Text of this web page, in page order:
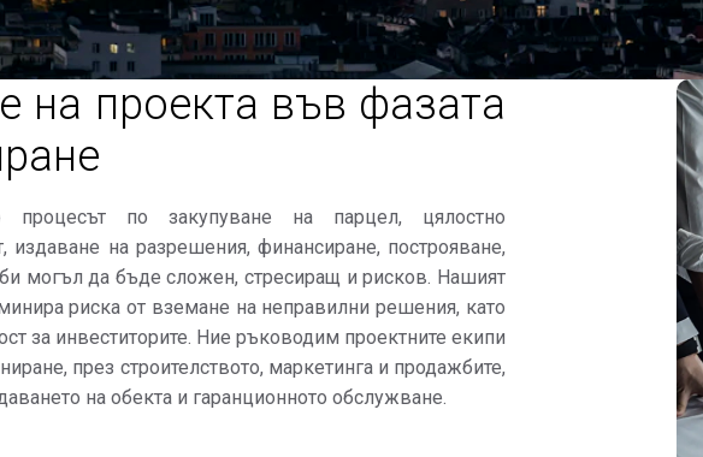
на проекта във фазата
процесът по закупуване на парцел, цялостно
издаване на разрешения, финансиране, построяване,
могъл да бъде сложен, стресиращ и рисков. Нашият
риска от вземане на неправилни решения, като
за инвеститорите. Ние ръководим проектните екипи
през строителството, маркетинга и продажбите,
на обекта и гаранционното обслужване.